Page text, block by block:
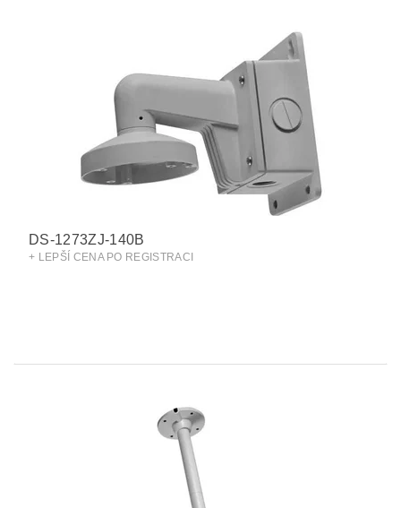
DS-1273ZJ-140B
+ LEPŠÍ CENA PO REGISTRACI